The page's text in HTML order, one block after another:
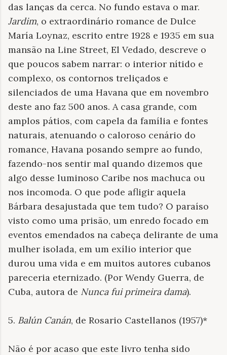
das lanças da cerca. No fundo estava o mar.
Jardim, o extraordinário romance de Dulce
María Loynaz, escrito entre 1928 e 1935 em sua
mansão na Line Street, El Vedado, descreve o
que poucos sabem narrar: o interior nítido e
complexo, os contornos treliçados e
silenciados de uma Havana que em novembro
deste ano faz 500 anos. A casa grande, com
amplos pátios, com capela da família e fontes
naturais, atenuando o caloroso cenário do
romance, Havana posando sempre ao fundo,
fazendo-nos sentir mal quando dizemos que
algo desse luminoso Caribe nos machuca ou
nos incomoda. O que pode afligir aquela
Bárbara desajustada que tem tudo? O paraíso
visto como uma prisão, um enredo focado em
eventos emendados na cabeça delirante de uma
mulher isolada, em um exílio interior que
durou uma vida e em muitos autores cubanos
pareceria eternizado. (Por Wendy Guerra, de
Cuba, autora de Nunca fui primeira dama).
5. Balún Canán, de Rosario Castellanos (1957)*
Não é por acaso que este livro tenha sido